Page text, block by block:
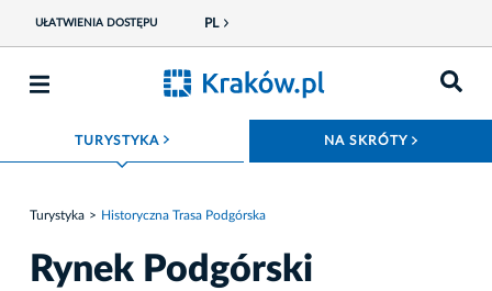
UŁATWIENIA DOSTĘPU PL
TURYSTYKA ROZWIŃ MENU NA SKRÓTY
Turystyka Historyczna Trasa Podgórska
Rynek Podgórski